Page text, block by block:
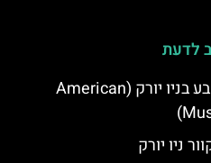
לדעת
מוזיאון ההיסטוריה של הטבע בניו יורק (American
ניו יורק